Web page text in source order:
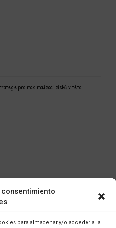
para almacenar y/o acceder a la
pro maximalizaci zisků v této